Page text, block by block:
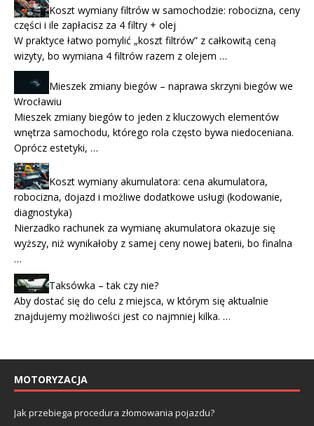
Koszt wymiany filtrów w samochodzie: robocizna, ceny
części i ile zapłacisz za 4 filtry + olej
W praktyce łatwo pomylić „koszt filtrów” z całkowitą ceną
wizyty, bo wymiana 4 filtrów razem z olejem …
Mieszek zmiany biegów – naprawa skrzyni biegów we
Wrocławiu
Mieszek zmiany biegów to jeden z kluczowych elementów
wnętrza samochodu, którego rola często bywa niedoceniana.
Oprócz estetyki, …
Koszt wymiany akumulatora: cena akumulatora,
robocizna, dojazd i możliwe dodatkowe usługi (kodowanie,
diagnostyka)
Nierzadko rachunek za wymianę akumulatora okazuje się
wyższy, niż wynikałoby z samej ceny nowej baterii, bo finalna
…
Taksówka – tak czy nie?
Aby dostać się do celu z miejsca, w którym się aktualnie
znajdujemy możliwości jest co najmniej kilka. …
MOTORYZACJA
Jak przebiega procedura złomowania pojazdu?